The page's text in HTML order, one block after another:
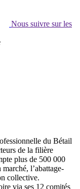
Nous suivre sur les
du Bétail
de la filière
plus de 500 000
l’abattage-
collective.
via ses 12 comités